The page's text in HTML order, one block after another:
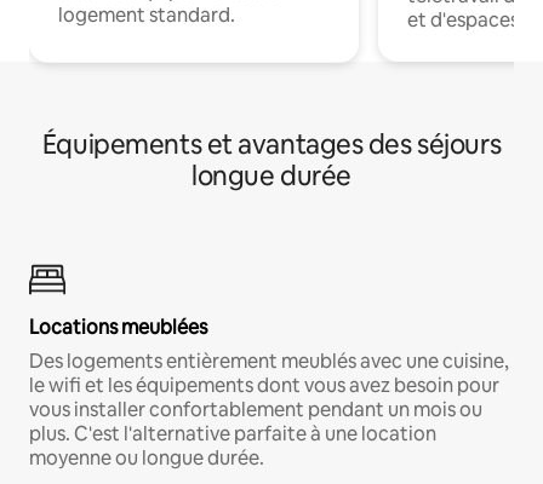
logement standard.
et d'espaces
Équipements et avantages des séjours
longue durée
Locations meublées
Des logements entièrement meublés avec une cuisine,
le wifi et les équipements dont vous avez besoin pour
vous installer confortablement pendant un mois ou
plus. C'est l'alternative parfaite à une location
moyenne ou longue durée.